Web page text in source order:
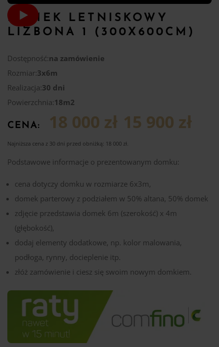
DOMEK LETNISKOWY
LIZBONA 1 (300X600CM)
Dostępność:na zamówienie
Rozmiar:3x6m
Realizacja:30 dni
Powierzchnia:18m2
CENA: 18 000 zł 15 900 zł
Najniższa cena z 30 dni przed obniżką: 18 000 zł.
Podstawowe informacje o prezentowanym domku:
cena dotyczy domku w rozmiarze 6x3m,
domek parterowy z podziałem w 50% altana, 50% domek
zdjęcie przedstawia domek 6m (szerokość) x 4m
(głębokość),
dodaj elementy dodatkowe, np. kolor malowania,
podłoga, rynny, docieplenie itp.
złóż zamówienie i ciesz się swoim nowym domkiem.